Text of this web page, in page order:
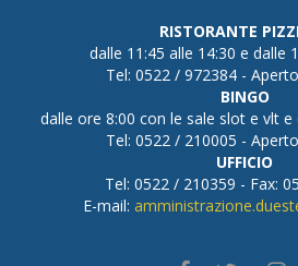
RISTORANTE
dalle 11:45 alle 14:30 e dalle
Tel: 0522 / 972384 -
BINGO
dalle ore 8:00 con le sale slot e vlt
Tel: 0522 / 210005 -
UFFICIO
Tel: 0522 / 210359 - Fax:
E-mail: